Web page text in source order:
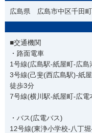
広島県 広島市中区千田
■交通機関
・路面電車
1号線(広島駅-紙屋町-広
3号線(己斐(西広島駅)-紙
徒歩3分
7号線(横川駅-紙屋町-広
・バス(広電バス)
12号線(東浄小学校-八丁